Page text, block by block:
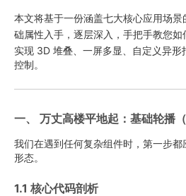
本文将基于一份涵盖七大核心应用场
础属性入手，逐层深入，手把手教您如
实现 3D 堆叠、一屏多显、自定义异
控制。
一、 万丈高楼平地起：基础轮播（
我们在遇到任何复杂组件时，第一步
形态。
1.1 核心代码剖析